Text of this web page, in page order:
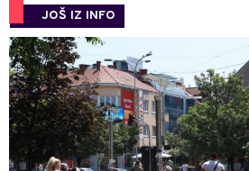
JOŠ IZ INFO